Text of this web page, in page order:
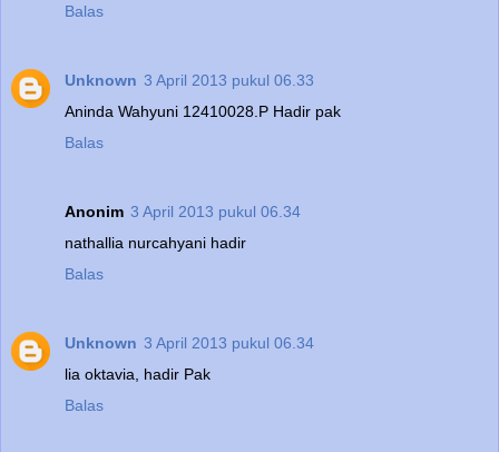
Balas
Unknown 3 April 2013 pukul 06.33
Aninda Wahyuni 12410028.P Hadir pak
Balas
Anonim 3 April 2013 pukul 06.34
nathallia nurcahyani hadir
Balas
Unknown 3 April 2013 pukul 06.34
lia oktavia, hadir Pak
Balas